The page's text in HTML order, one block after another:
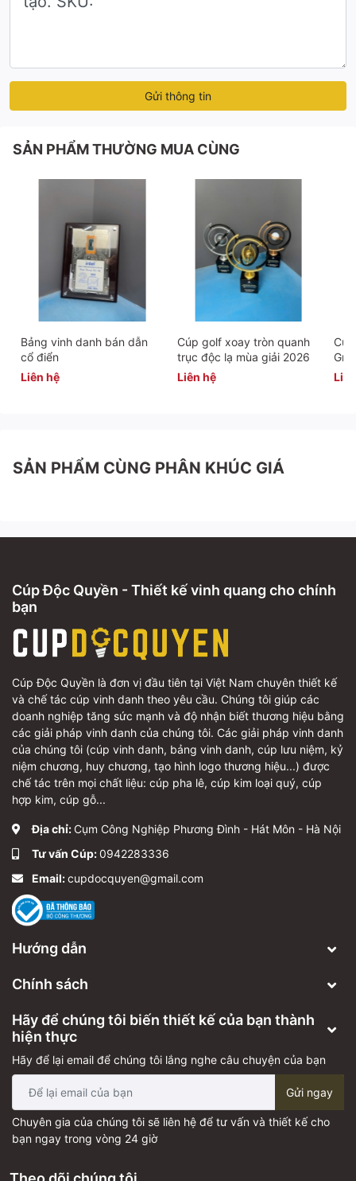
Gửi thông tin
SẢN PHẨM THƯỜNG MUA CÙNG
Bảng vinh danh bán dẫn
cổ điển
Liên hệ
Cúp golf xoay tròn quanh
trục độc lạ mùa giải 2026
Liên hệ
SẢN PHẨM CÙNG PHÂN KHÚC GIÁ
Cúp Độc Quyền - Thiết kế vinh quang cho chính
bạn
Cúp Độc Quyền là đơn vị đầu tiên tại Việt Nam chuyên thiết kế
và chế tác cúp vinh danh theo yêu cầu. Chúng tôi giúp các
doanh nghiệp tăng sức mạnh và độ nhận biết thương hiệu bằng
các giải pháp vinh danh của chúng tôi. Các giải pháp vinh danh
của chúng tôi (cúp vinh danh, bảng vinh danh, cúp lưu niệm, kỷ
niệm chương, huy chương, tạo hình logo thương hiệu...) được
chế tác trên mọi chất liệu: cúp pha lê, cúp kim loại quý, cúp
hợp kim, cúp gỗ...
Địa chỉ: Cụm Công Nghiệp Phương Đình - Hát Môn - Hà Nội
Tư vấn Cúp:0942283336
Email:cupdocquyen@gmail.com
Hướng dẫn
Chính sách
Hãy để chúng tôi biến thiết kế của bạn thành
hiện thực
Hãy để lại email để chúng tôi lắng nghe câu chuyện của bạn
Gửi ngay
Chuyên gia của chúng tôi sẽ liên hệ để tư vấn và thiết kế cho
bạn ngay trong vòng 24 giờ